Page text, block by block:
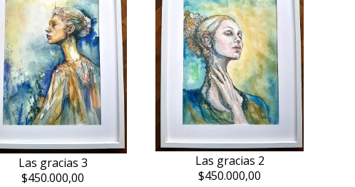
Las gracias 3
$450.000,00
Las gracias 2
$450.000,00